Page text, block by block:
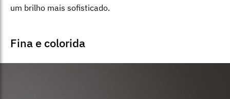
um brilho mais sofisticado.
Fina e colorida